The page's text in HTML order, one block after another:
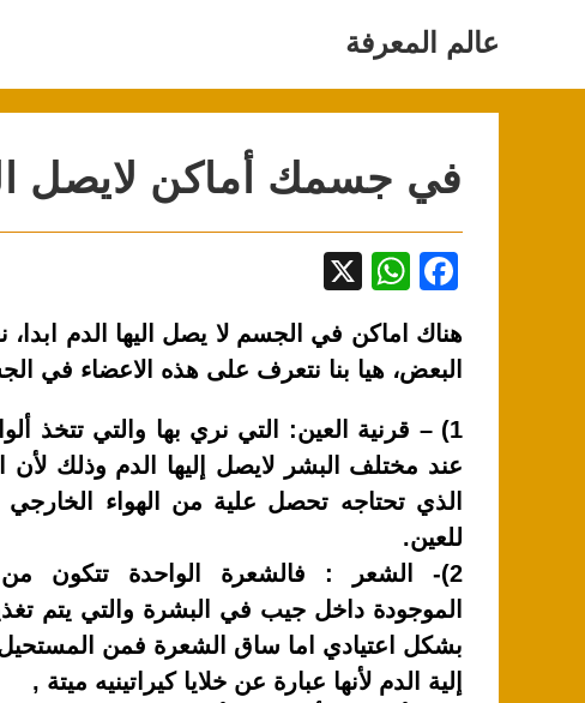
عالم المعرفة
في جسمك أماكن لايصل
F
c
e
b
o
o
k
W
at
s
A
p
p
هناك اماكن في الجسم لا يصل اليها الدم
البعض، هيا بنا نتعرف على هذه الاعضاء في
1) – قرنية العين: التي نري بها والتي تتخذ
عند مختلف البشر لايصل إليها الدم وذلك لأن
الذي تحتاجه تحصل علية من الهواء
للعين.
2)- الشعر : فالشعرة الواحدة تتكون من
الموجودة داخل جيب في البشرة والتي يتم
بشكل اعتيادي اما ساق الشعرة فمن
إلية الدم لأنها عبارة عن خلايا كيراتينيه ميتة ,